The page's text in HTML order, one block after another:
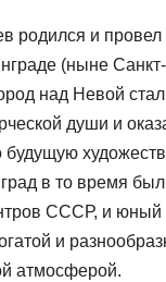
родился и провел
(ныне Санкт-
над Невой
души и
будущую
в то время
СССР, и юный
и
атмосферой.